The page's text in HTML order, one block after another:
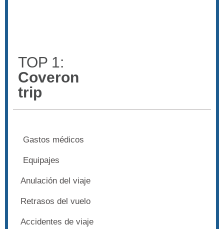
TOP 1:
Coveron
trip
Gastos médicos
Equipajes
Anulación del viaje
Retrasos del vuelo
Accidentes de viaje